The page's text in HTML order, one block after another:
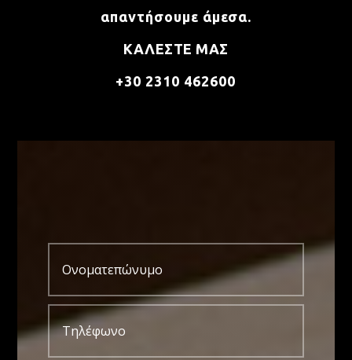
απαντήσουμε άμεσα.
ΚΑΛΕΣΤΕ ΜΑΣ
+30 2310 462600